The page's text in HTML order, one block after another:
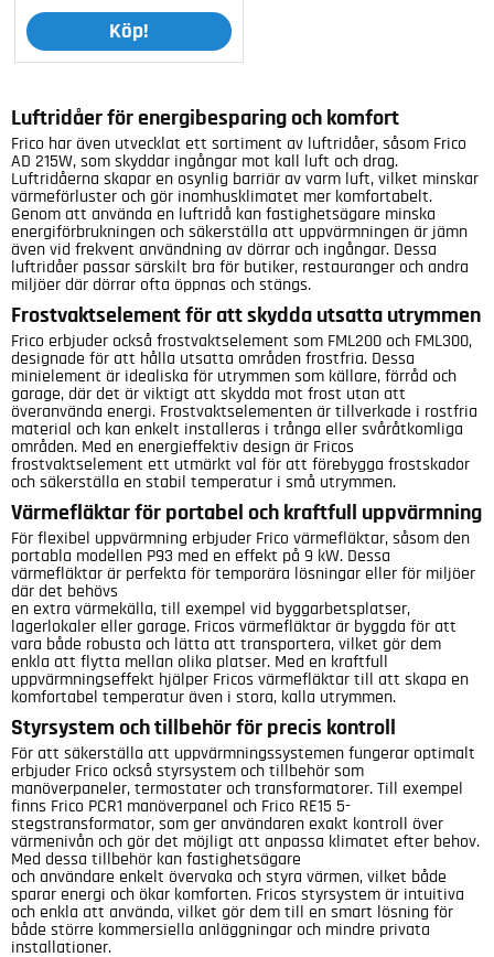
Köp!
Luftridåer för energibesparing och komfort
Frico har även utvecklat ett sortiment av luftridåer, såsom Frico
AD 215W, som skyddar ingångar mot kall luft och drag.
Luftridåerna skapar en osynlig barriär av varm luft, vilket minskar
värmeförluster och gör inomhusklimatet mer komfortabelt.
Genom att använda en luftridå kan fastighetsägare minska
energiförbrukningen och säkerställa att uppvärmningen är jämn
även vid frekvent användning av dörrar och ingångar. Dessa
luftridåer passar särskilt bra för butiker, restauranger och andra
miljöer där dörrar ofta öppnas och stängs.
Frostvaktselement för att skydda utsatta utrymmen
Frico erbjuder också frostvaktselement som FML200 och FML300,
designade för att hålla utsatta områden frostfria. Dessa
minielement är idealiska för utrymmen som källare, förråd och
garage, där det är viktigt att skydda mot frost utan att
överanvända energi. Frostvaktselementen är tillverkade i rostfria
material och kan enkelt installeras i trånga eller svåråtkomliga
områden. Med en energieffektiv design är Fricos
frostvaktselement ett utmärkt val för att förebygga frostskador
och säkerställa en stabil temperatur i små utrymmen.
Värmefläktar för portabel och kraftfull uppvärmning
För flexibel uppvärmning erbjuder Frico värmefläktar, såsom den
portabla modellen P93 med en effekt på 9 kW. Dessa
värmefläktar är perfekta för temporära lösningar eller för miljöer
där det behövs
en extra värmekälla, till exempel vid byggarbetsplatser,
lagerlokaler eller garage. Fricos värmefläktar är byggda för att
vara både robusta och lätta att transportera, vilket gör dem
enkla att flytta mellan olika platser. Med en kraftfull
uppvärmningseffekt hjälper Fricos värmefläktar till att skapa en
komfortabel temperatur även i stora, kalla utrymmen.
Styrsystem och tillbehör för precis kontroll
För att säkerställa att uppvärmningssystemen fungerar optimalt
erbjuder Frico också styrsystem och tillbehör som
manöverpaneler, termostater och transformatorer. Till exempel
finns Frico PCR1 manöverpanel och Frico RE15 5-
stegstransformator, som ger användaren exakt kontroll över
värmenivån och gör det möjligt att anpassa klimatet efter behov.
Med dessa tillbehör kan fastighetsägare
och användare enkelt övervaka och styra värmen, vilket både
sparar energi och ökar komforten. Fricos styrsystem är intuitiva
och enkla att använda, vilket gör dem till en smart lösning för
både större kommersiella anläggningar och mindre privata
installationer.